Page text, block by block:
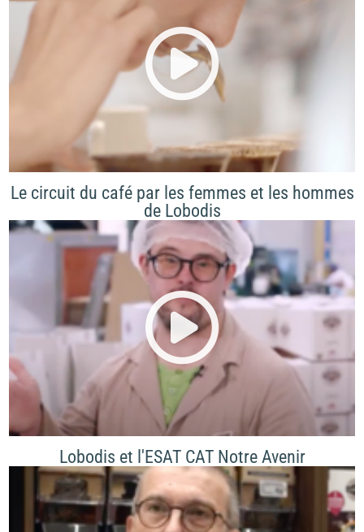
Le circuit du café par les femmes et les hommes
de Lobodis
Lobodis et l'ESAT CAT Notre Avenir